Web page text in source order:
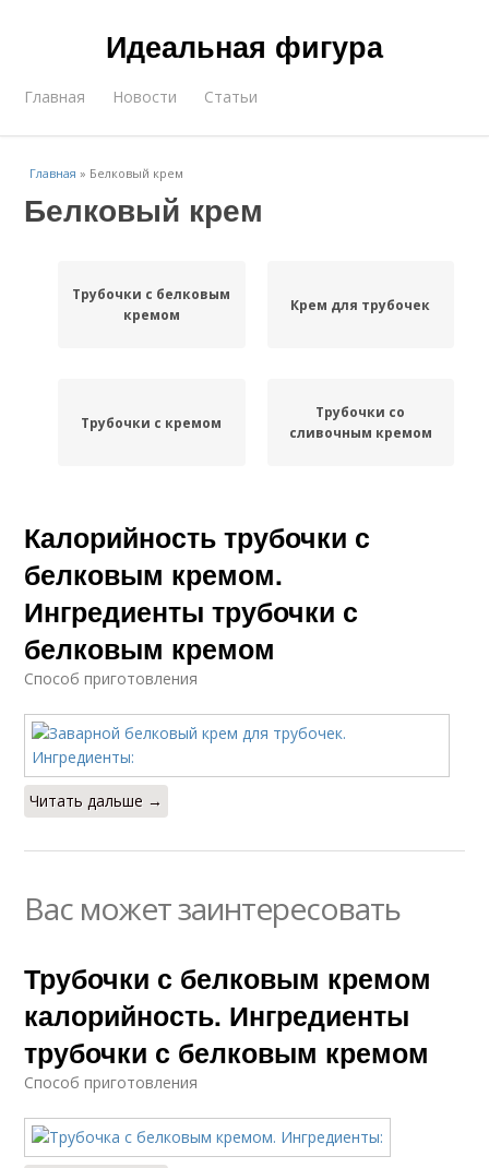
Идеальная фигура
Главная Новости Статьи
Главная » Белковый крем
Белковый крем
Трубочки с белковым
кремом
Крем для трубочек
Трубочки с кремом
Трубочки со
сливочным кремом
Калорийность трубочки с
белковым кремом.
Ингредиенты трубочки с
белковым кремом
Способ приготовления
Читать дальше →
Вас может заинтересовать
Трубочки с белковым кремом
калорийность. Ингредиенты
трубочки с белковым кремом
Способ приготовления